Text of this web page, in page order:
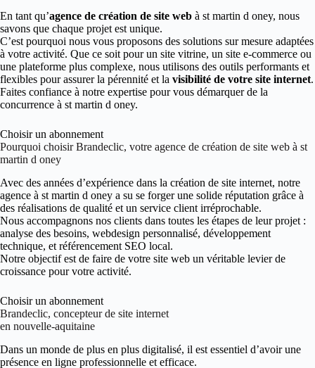
En tant qu’agence de création de site web à st martin d oney, nous
savons que chaque projet est unique.
C’est pourquoi nous vous proposons des solutions sur mesure adaptées
à votre activité. Que ce soit pour un site vitrine, un site e-commerce ou
une plateforme plus complexe, nous utilisons des outils performants et
flexibles pour assurer la pérennité et la visibilité de votre site internet.
Faites confiance à notre expertise pour vous démarquer de la
concurrence à st martin d oney.
Choisir un abonnement
Pourquoi choisir Brandeclic, votre agence de création de site web à st
martin d oney
Avec des années d’expérience dans la création de site internet, notre
agence à st martin d oney a su se forger une solide réputation grâce à
des réalisations de qualité et un service client irréprochable.
Nous accompagnons nos clients dans toutes les étapes de leur projet :
analyse des besoins, webdesign personnalisé, développement
technique, et référencement SEO local.
Notre objectif est de faire de votre site web un véritable levier de
croissance pour votre activité.
Choisir un abonnement
Brandeclic, concepteur de site internet
en nouvelle-aquitaine
Dans un monde de plus en plus digitalisé, il est essentiel d’avoir une
présence en ligne professionnelle et efficace.